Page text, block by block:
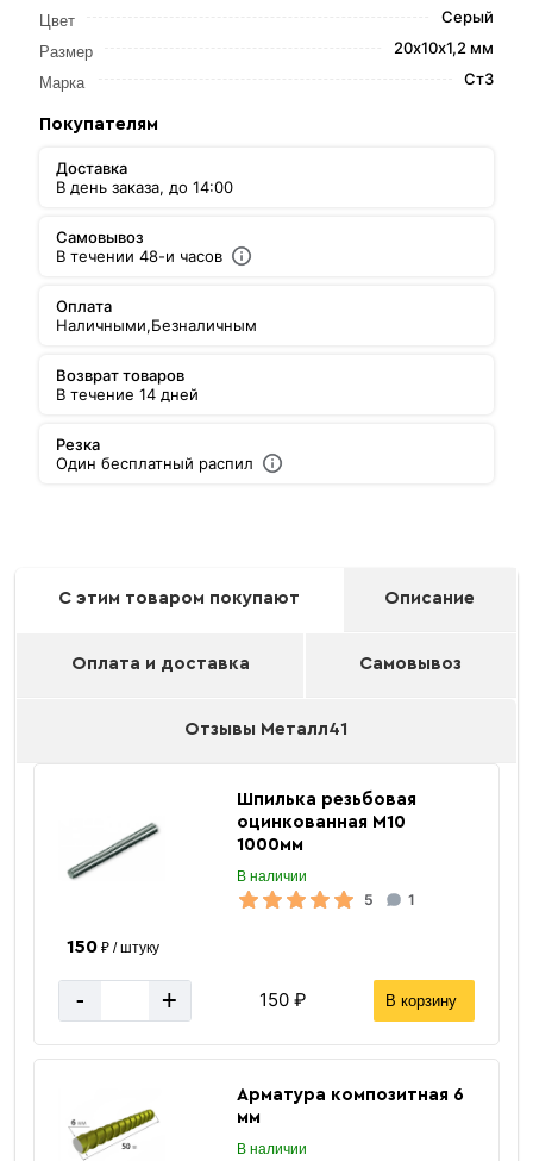
Цвет Серый
Размер 20х10х1,2 мм
Марка Ст3
Покупателям
Доставка
В день заказа, до 14:00
Самовывоз
В течении 48-и часов
Оплата
Наличными,Безналичным
Возврат товаров
В течение 14 дней
Резка
Один бесплатный распил
С этим товаром покупают Описание
Оплата и доставка Самовывоз
Отзывы Металл41
Шпилька резьбовая
оцинкованная М10
1000мм
В наличии
5 1
150₽ / штуку
- + 150 ₽ В корзину
Арматура композитная 6
мм
В наличии